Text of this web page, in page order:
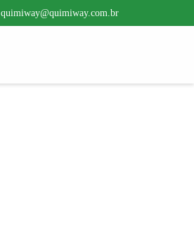
quimiway@quimiway.com.br